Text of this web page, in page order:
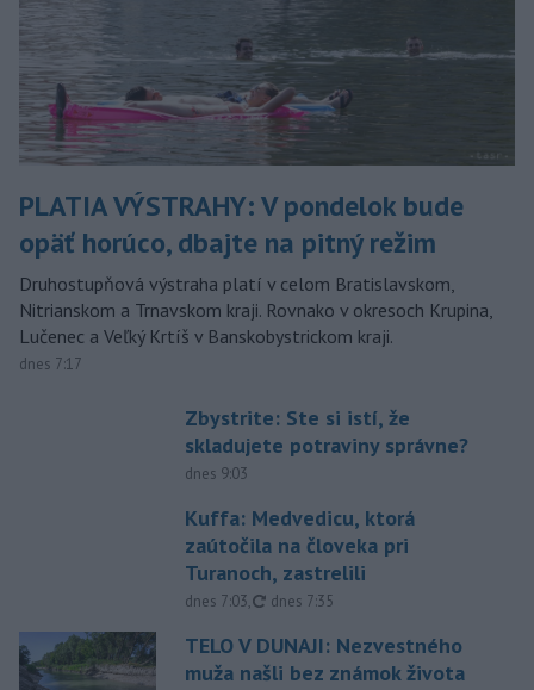
PLATIA VÝSTRAHY: V pondelok bude
opäť horúco, dbajte na pitný režim
Druhostupňová výstraha platí v celom Bratislavskom,
Nitrianskom a Trnavskom kraji. Rovnako v okresoch Krupina,
Lučenec a Veľký Krtíš v Banskobystrickom kraji.
dnes 7:17
Zbystrite: Ste si istí, že
skladujete potraviny správne?
dnes 9:03
Kuffa: Medvedicu, ktorá
zaútočila na človeka pri
Turanoch, zastrelili
dnes 7:03, aktualizované
dnes 7:35
TELO V DUNAJI: Nezvestného
muža našli bez známok života